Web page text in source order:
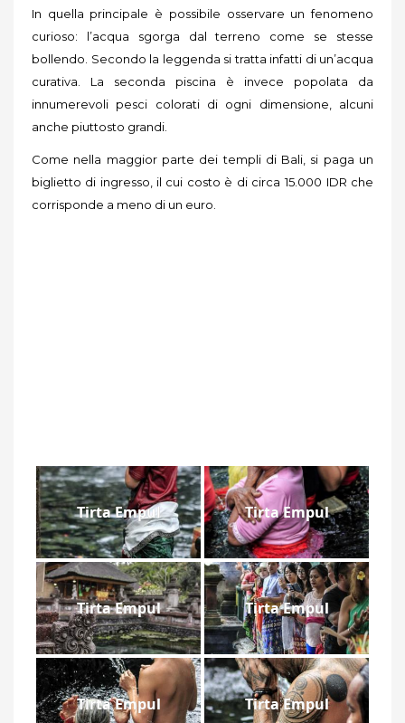
In quella principale è possibile osservare un fenomeno
curioso: l’acqua sgorga dal terreno come se stesse
bollendo. Secondo la leggenda si tratta infatti di un’acqua
curativa. La seconda piscina è invece popolata da
innumerevoli pesci colorati di ogni dimensione, alcuni
anche piuttosto grandi.
Come nella maggior parte dei templi di Bali, si paga un
biglietto di ingresso, il cui costo è di circa 15.000 IDR che
corrisponde a meno di un euro.
Tirta Empul Tirta Empul
Tirta Empul Tirta Empul
Tirta Empul Tirta Empul